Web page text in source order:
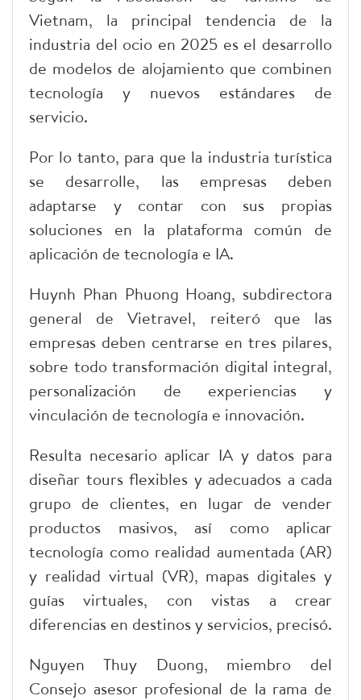
Vietnam, la principal tendencia de la
industria del ocio en 2025 es el desarrollo
de modelos de alojamiento que combinen
tecnología y nuevos estándares de
servicio.
Por lo tanto, para que la industria turística
se desarrolle, las empresas deben
adaptarse y contar con sus propias
soluciones en la plataforma común de
aplicación de tecnología e IA.
Huynh Phan Phuong Hoang, subdirectora
general de Vietravel, reiteró que las
empresas deben centrarse en tres pilares,
sobre todo transformación digital integral,
personalización de experiencias y
vinculación de tecnología e innovación.
Resulta necesario aplicar IA y datos para
diseñar tours flexibles y adecuados a cada
grupo de clientes, en lugar de vender
productos masivos, así como aplicar
tecnología como realidad aumentada (AR)
y realidad virtual (VR), mapas digitales y
guías virtuales, con vistas a crear
diferencias en destinos y servicios, precisó.
Nguyen Thuy Duong, miembro del
Consejo asesor profesional de la rama de